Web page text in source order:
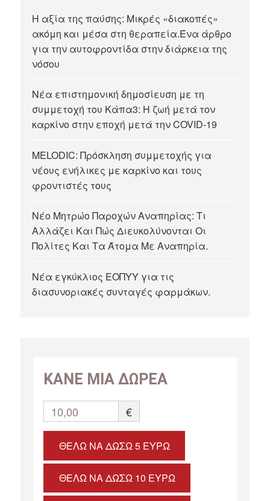
Η αξία της παύσης: Μικρές «διακοπές»
ακόμη και μέσα στη θεραπεία.Ένα άρθρο
για την αυτοφροντίδα στην διάρκεια της
νόσου
Νέα επιστημονική δημοσίευση με τη
συμμετοχή του Κάπα3: Η ζωή μετά τον
καρκίνο στην εποχή μετά την COVID-19
MELODIC: Πρόσκληση συμμετοχής για
νέους ενήλικες με καρκίνο και τους
φροντιστές τους
Νέο Μητρώο Παροχών Αναπηρίας: Τι
Αλλάζει Και Πώς Διευκολύνονται Οι
Πολίτες Και Τα Άτομα Με Αναπηρία.
Νέα εγκύκλιος ΕΟΠΥΥ για τις
διασυνοριακές συνταγές φαρμάκων.
ΚΑΝΕ ΜΙΑ ΔΩΡΕΑ
10,00 €
ΘΈΛΩ ΝΑ ΔΏΣΩ 5 ΕΥΡΏ
ΘΈΛΩ ΝΑ ΔΏΣΩ 10 ΕΥΡΏ